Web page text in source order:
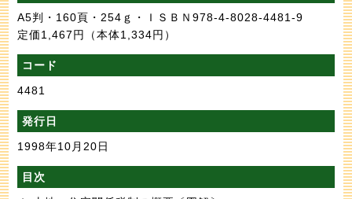
A5判・160頁・254ｇ・ＩＳＢＮ978-4-8028-4481-9
定価1,467円
（本体1,334円）
コード
4481
発行日
1998年10月20日
目次